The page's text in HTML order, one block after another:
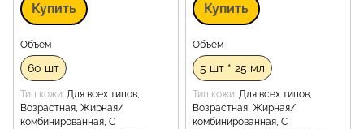
Купить
Объем
60 шт
Тип кожи Для всех типов,
Возрастная, Жирная/
комбинированная, С
Купить
Объем
5 шт * 25 мл
Тип кожи Для всех типов,
Возрастная, Жирная/
комбинированная, С